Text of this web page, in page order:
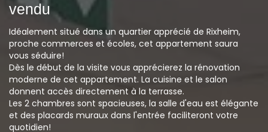
vendu
Idéalement situé dans un quartier apprécié de Rixheim,
proche commerces et écoles, cet appartement saura
vous séduire!
Dès le début de la visite vous apprécierez la rénovation
moderne de cet appartement. La cuisine et le salon
donnent accès directement à la terrasse.
Les 2 chambres sont spacieuses, la salle d'eau est élégante
et des placards muraux dans l'entrée faciliteront votre
quotidien!